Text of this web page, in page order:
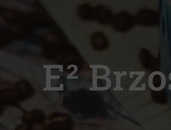
E²